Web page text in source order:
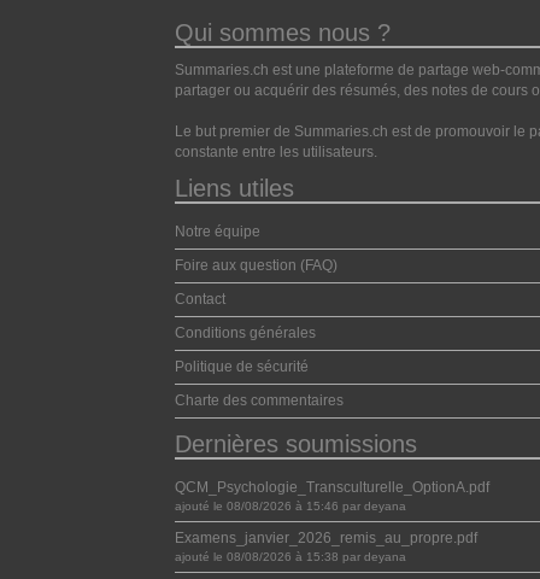
Qui sommes nous ?
Summaries.ch est une plateforme de partage web-
partager ou acquérir des résumés, des notes de cours
Le but premier de Summaries.ch est de promouvoir le
constante entre les utilisateurs.
Liens utiles
Notre équipe
Foire aux question (FAQ)
Contact
Conditions générales
Politique de sécurité
Charte des commentaires
Dernières soumissions
QCM_Psychologie_Transculturelle_OptionA.pdf
ajouté le 08/08/2026 à 15:46 par deyana
Examens_janvier_2026_remis_au_propre.pdf
ajouté le 08/08/2026 à 15:38 par deyana